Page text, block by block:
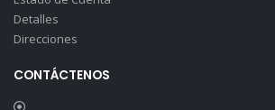
Detalles
Direcciones
CONTÁCTENOS